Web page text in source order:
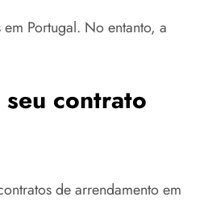
Portugal. No entanto, a
contrato
de arrendamento em